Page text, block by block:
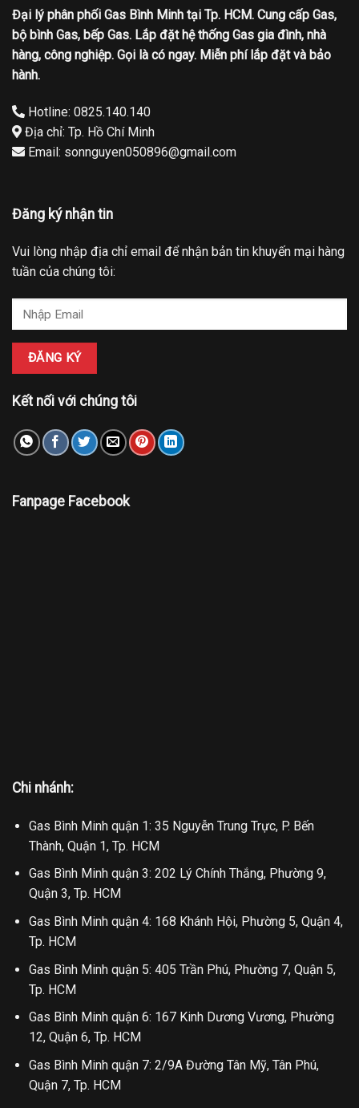
Đại lý phân phối Gas Bình Minh tại Tp. HCM. Cung cấp Gas,
bộ bình Gas, bếp Gas. Lắp đặt hệ thống Gas gia đình, nhà
hàng, công nghiệp. Gọi là có ngay. Miễn phí lắp đặt và bảo
hành.
Hotline: 0825.140.140
Địa chỉ: Tp. Hồ Chí Minh
Email: sonnguyen050896@gmail.com
Đăng ký nhận tin
Vui lòng nhập địa chỉ email để nhận bản tin khuyến mại hàng
tuần của chúng tôi:
Kết nối với chúng tôi
Fanpage Facebook
Chi nhánh:
Gas Bình Minh quận 1: 35 Nguyễn Trung Trực, P. Bến
Thành, Quận 1, Tp. HCM
Gas Bình Minh quận 3: 202 Lý Chính Thắng, Phường 9,
Quận 3, Tp. HCM
Gas Bình Minh quận 4: 168 Khánh Hội, Phường 5, Quận 4,
Tp. HCM
Gas Bình Minh quận 5: 405 Trần Phú, Phường 7, Quận 5,
Tp. HCM
Gas Bình Minh quận 6: 167 Kinh Dương Vương, Phường
12, Quận 6, Tp. HCM
Gas Bình Minh quận 7: 2/9A Đường Tân Mỹ, Tân Phú,
Quận 7, Tp. HCM